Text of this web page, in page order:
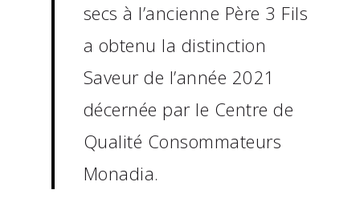
secs à l’ancienne Père 3 Fils
a obtenu la distinction
Saveur de l’année 2021
décernée par le Centre de
Qualité Consommateurs
Monadia.